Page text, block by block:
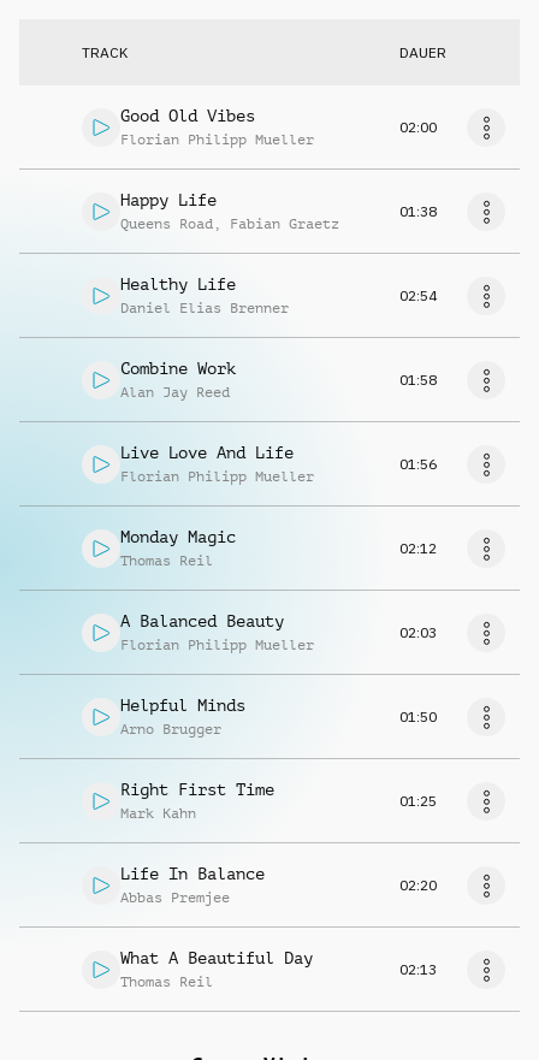
TRACK DAUER
Good Old Vibes
Florian Philipp Mueller
02:00
Happy Life
Queens Road , Fabian Graetz
01:38
Healthy Life
Daniel Elias Brenner
02:54
Combine Work
Alan Jay Reed
01:58
Live Love And Life
Florian Philipp Mueller
01:56
Monday Magic
Thomas Reil
02:12
A Balanced Beauty
Florian Philipp Mueller
02:03
Helpful Minds
Arno Brugger
01:50
Right First Time
Mark Kahn
01:25
Life In Balance
Abbas Premjee
02:20
What A Beautiful Day
Thomas Reil
02:13